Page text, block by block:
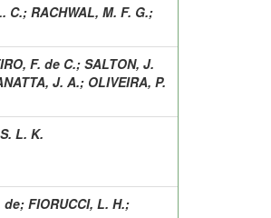
C.; RACHWAL, M. F. G.;
F. de C.; SALTON, J.
J. A.; OLIVEIRA, P.
L. K.
de; FIORUCCI, L. H.;